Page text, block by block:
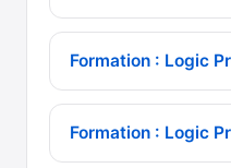
Formation : Logic
Formation : Logic